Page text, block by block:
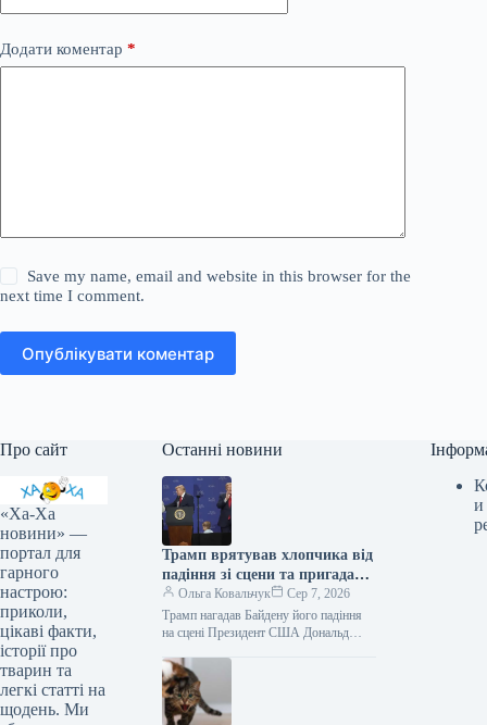
Додати коментар *
Save my name, email and website in this browser for the
next time I comment.
Опублікувати коментар
Про сайт
«Ха-Ха
новини» —
портал для
гарного
настрою:
приколи,
цікаві факти,
історії про
тварин та
легкі статті на
щодень. Ми
Останні новини
Трамп врятував хлопчика від
падіння зі сцени та пригадав
Байдена (відео)
Ольга Ковальчук
Сер 7, 2026
Трамп нагадав Байдену його падіння
на сцені Президент США Дональд
сцени та обмовився про…
и